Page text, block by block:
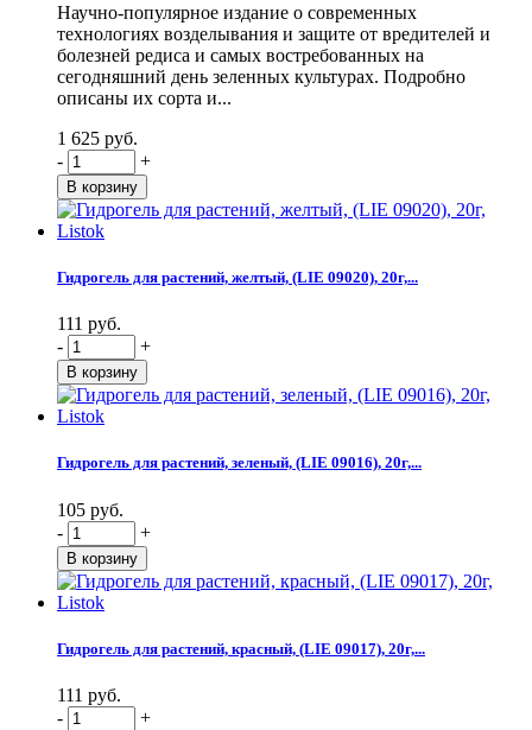
Научно-популярное издание о современных
технологиях возделывания и защите от вредителей и
болезней редиса и самых востребованных на
сегодняшний день зеленных культурах. Подробно
описаны их сорта и...
1 625 руб.
-
+
Гидрогель для растений, желтый, (LIE 09020), 20г,...
111 руб.
-
+
Гидрогель для растений, зеленый, (LIE 09016), 20г,...
105 руб.
-
+
Гидрогель для растений, красный, (LIE 09017), 20г,...
111 руб.
-
+